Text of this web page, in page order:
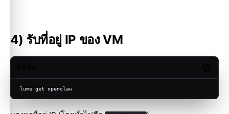
4) รับที่อยู่ IP ของ VM
lume get openclaw